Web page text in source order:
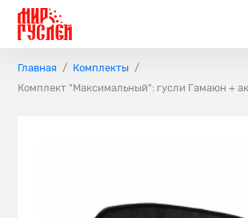
Главная
Комплекты
Комплект "Максимальный": гусли Гамаюн +